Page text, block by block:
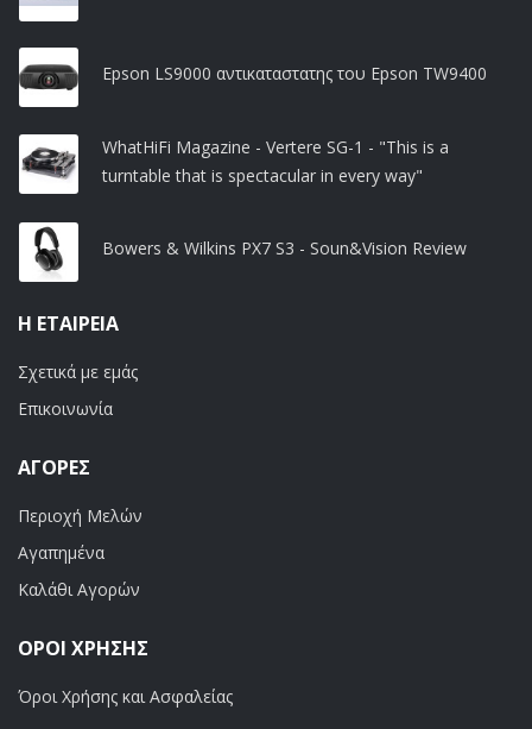
Epson LS9000 αντικαταστατης του Epson TW9400
WhatHiFi Magazine - Vertere SG-1 - "This is a
turntable that is spectacular in every way"
Bowers & Wilkins PX7 S3 - Soun&Vision Review
Η ΕΤΑΙΡΕΊΑ
Σχετικά με εμάς
Επικοινωνία
ΑΓΟΡΈΣ
Περιοχή Μελών
Αγαπημένα
Καλάθι Αγορών
ΟΡΟΙ ΧΡΗΣΗΣ
Όροι Χρήσης και Ασφαλείας